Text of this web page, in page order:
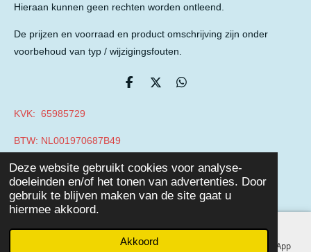
Deze website gebruikt cookies voor analyse-
doeleinden en/of het tonen van advertenties. Door
gebruik te blijven maken van de site gaat u
hiermee akkoord.
Akkoord
Hieraan kunnen geen rechten worden ontleend.
De prijzen en voorraad en product omschrijving zijn onder
voorbehoud van typ / wijzigingsfouten.
D
D
D
KVK: 65985729
BTW: NL001970687B49
Powered by JouwWeb
Telefoonnummer WhatsApp